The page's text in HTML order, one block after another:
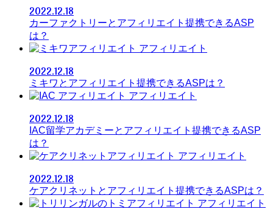
2022.12.18
カーファクトリーとアフィリエイト提携できるASP
は？
アフィリエイト
2022.12.18
ミキワとアフィリエイト提携できるASPは？
アフィリエイト
2022.12.18
IAC留学アカデミーとアフィリエイト提携できるASP
は？
アフィリエイト
2022.12.18
ケアクリネットとアフィリエイト提携できるASPは？
アフィリエイト